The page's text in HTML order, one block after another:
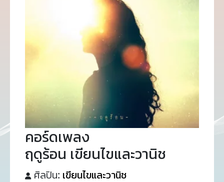
คอร์ดเพลง
ฤดูร้อน เขียนไขและวานิช
ศิลปิน: เขียนไขและวานิช